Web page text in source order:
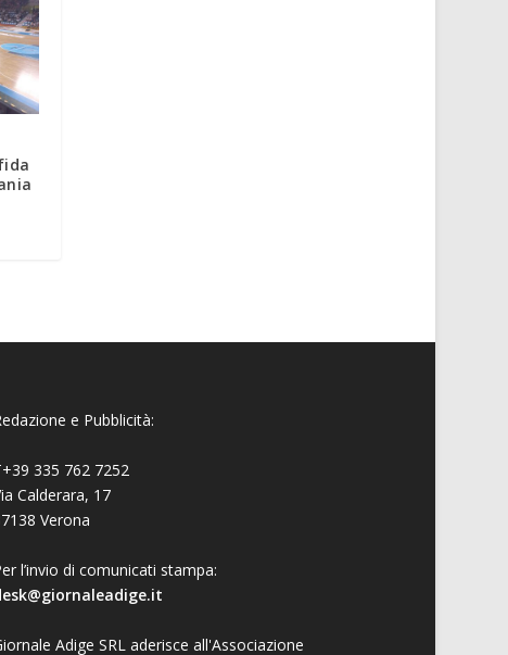
e Pubblicità:
335 762 7252
Calderara, 17
Verona
l’invio di comunicati stampa:
Adige SRL aderisce all'Associazione